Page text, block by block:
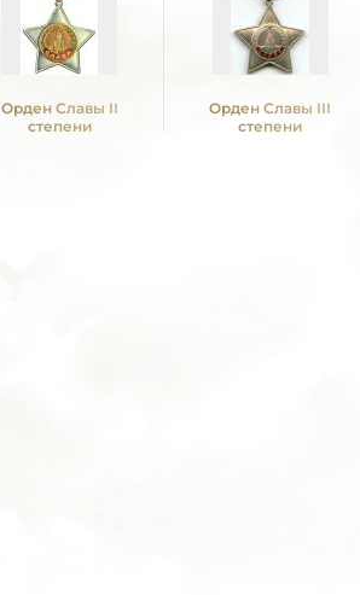
Орден Славы II
степени
Орден Славы III
степени